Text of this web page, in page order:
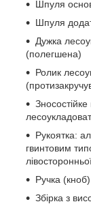
Шпуля
Шпуля
Дужка
(полегшена)
Ролик
Рукоятка:
гвинтовим
Ручка
Збірка з